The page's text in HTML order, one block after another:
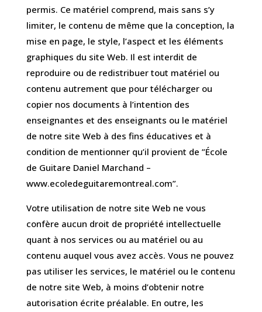
permis. Ce matériel comprend, mais sans s’y
limiter, le contenu de même que la conception, la
mise en page, le style, l’aspect et les éléments
graphiques du site Web. Il est interdit de
reproduire ou de redistribuer tout matériel ou
contenu autrement que pour télécharger ou
copier nos documents à l’intention des
enseignantes et des enseignants ou le matériel
de notre site Web à des fins éducatives et à
condition de mentionner qu’il provient de ”École
de Guitare Daniel Marchand –
www.ecoledeguitaremontreal.com”.
Votre utilisation de notre site Web ne vous
confère aucun droit de propriété intellectuelle
quant à nos services ou au matériel ou au
contenu auquel vous avez accès. Vous ne pouvez
pas utiliser les services, le matériel ou le contenu
de notre site Web, à moins d’obtenir notre
autorisation écrite préalable. En outre, les